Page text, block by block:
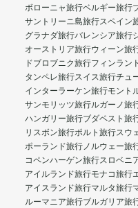
ボローニャ旅行ベルギー旅行
サントリーニ島旅行スペイン
グラナダ旅行バレンシア旅行
オーストリア旅行ウィーン旅
ドブロブニク旅行フィンラン
タンペレ旅行スイス旅行チュ
インターラーケン旅行モント
サンモリッツ旅行ルガーノ旅
ハンガリー旅行ブダペスト旅
リスボン旅行ポルト旅行スウ
ポーランド旅行ノルウェー旅
コペンハーゲン旅行スロベニ
アイルランド旅行モナコ旅行
アイスランド旅行マルタ旅行
ルーマニア旅行ブルガリア旅